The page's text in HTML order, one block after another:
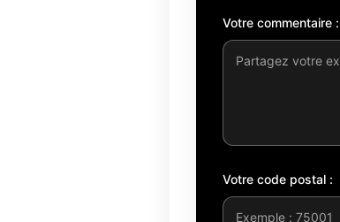
Votre commentaire :
Votre code postal :